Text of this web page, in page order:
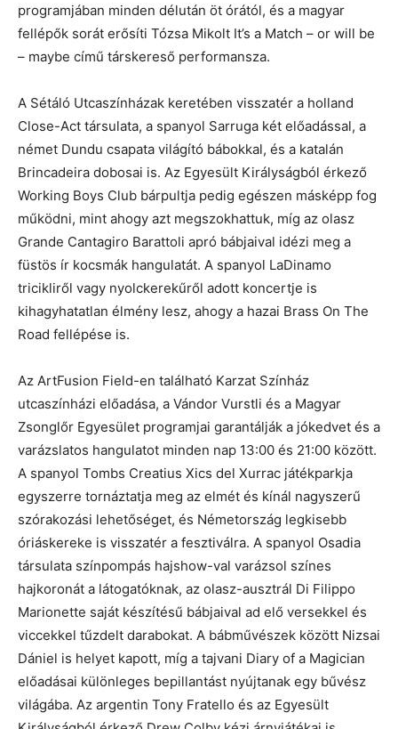
programjában minden délután öt órától, és a magyar
fellépők sorát erősíti Tózsa Mikolt It’s a Match – or will be
– maybe című társkereső performansza.
A Sétáló Utcaszínházak keretében visszatér a holland
Close-Act társulata, a spanyol Sarruga két előadással, a
német Dundu csapata világító bábokkal, és a katalán
Brincadeira dobosai is. Az Egyesült Királyságból érkező
Working Boys Club bárpultja pedig egészen másképp fog
működni, mint ahogy azt megszokhattuk, míg az olasz
Grande Cantagiro Barattoli apró bábjaival idézi meg a
füstös ír kocsmák hangulatát. A spanyol LaDinamo
tricikliről vagy nyolckerekűről adott koncertje is
kihagyhatatlan élmény lesz, ahogy a hazai Brass On The
Road fellépése is.
Az ArtFusion Field-en található Karzat Színház
utcaszínházi előadása, a Vándor Vurstli és a Magyar
Zsonglőr Egyesület programjai garantálják a jókedvet és a
varázslatos hangulatot minden nap 13:00 és 21:00 között.
A spanyol Tombs Creatius Xics del Xurrac játékparkja
egyszerre tornáztatja meg az elmét és kínál nagyszerű
szórakozási lehetőséget, és Németország legkisebb
óriáskereke is visszatér a fesztiválra. A spanyol Osadia
társulata színpompás hajshow-val varázsol színes
hajkoronát a látogatóknak, az olasz-ausztrál Di Filippo
Marionette saját készítésű bábjaival ad elő versekkel és
viccekkel tűzdelt darabokat. A bábművészek között Nizsai
Dániel is helyet kapott, míg a tajvani Diary of a Magician
előadásai különleges bepillantást nyújtanak egy bűvész
világába. Az argentin Tony Fratello és az Egyesült